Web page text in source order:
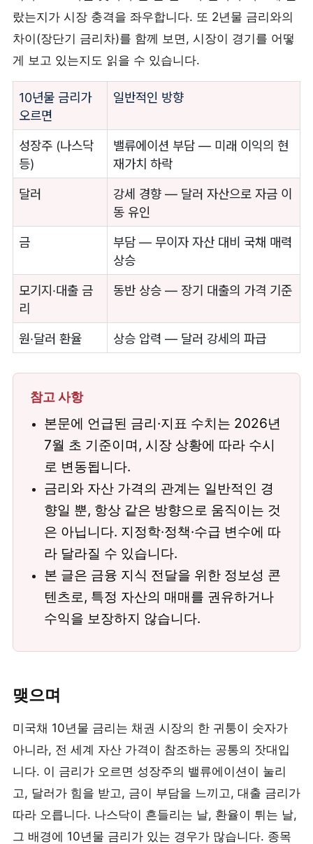
랐는지가 시장 충격을 좌우합니다. 또 2년물 금리와의
차이(장단기 금리차)를 함께 보면, 시장이 경기를 어떻
게 보고 있는지도 읽을 수 있습니다.
10년물 금리가
오르면
일반적인 방향
성장주 (나스닥
등)
밸류에이션 부담 — 미래 이익의 현
재가치 하락
달러
강세 경향 — 달러 자산으로 자금 이
동 유인
금
부담 — 무이자 자산 대비 국채 매력
상승
모기지·대출 금
리
동반 상승 — 장기 대출의 가격 기준
원·달러 환율 상승 압력 — 달러 강세의 파급
참고 사항
본문에 언급된 금리·지표 수치는 2026년
7월 초 기준이며, 시장 상황에 따라 수시
로 변동됩니다.
금리와 자산 가격의 관계는 일반적인 경
향일 뿐, 항상 같은 방향으로 움직이는 것
은 아닙니다. 지정학·정책·수급 변수에 따
라 달라질 수 있습니다.
본 글은 금융 지식 전달을 위한 정보성 콘
텐츠로, 특정 자산의 매매를 권유하거나
수익을 보장하지 않습니다.
맺으며
미국채 10년물 금리는 채권 시장의 한 귀퉁이 숫자가
아니라, 전 세계 자산 가격이 참조하는 공통의 잣대입
니다. 이 금리가 오르면 성장주의 밸류에이션이 눌리
고, 달러가 힘을 받고, 금이 부담을 느끼고, 대출 금리가
따라 오릅니다. 나스닥이 흔들리는 날, 환율이 튀는 날,
그 배경에 10년물 금리가 있는 경우가 많습니다. 종목